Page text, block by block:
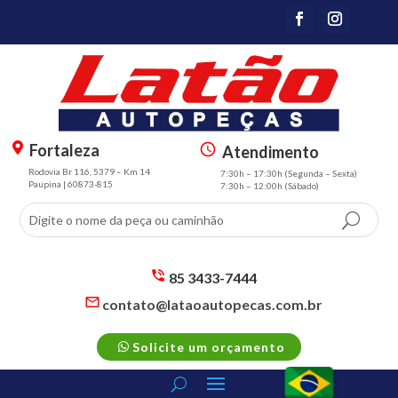
m
ar
Fortaleza
Rodovia Br 116, 5379 – Km 14
Paupina | 60873-815
t
3
sc
e
ul
e
ic
o
n
Atendimento
7:30h – 17:30h (Segunda – Sexta)
7:30h – 12:00h (Sábado)
m
p
h
o
85 3433-7444
m
t2
m
contato@lataoautopecas.com.br
Solicite um orçamento